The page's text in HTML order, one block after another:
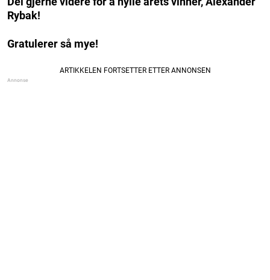
Rybak!
Gratulerer så mye!